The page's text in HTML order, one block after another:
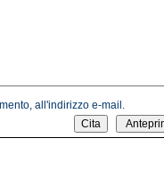
all'indirizzo e-mail.